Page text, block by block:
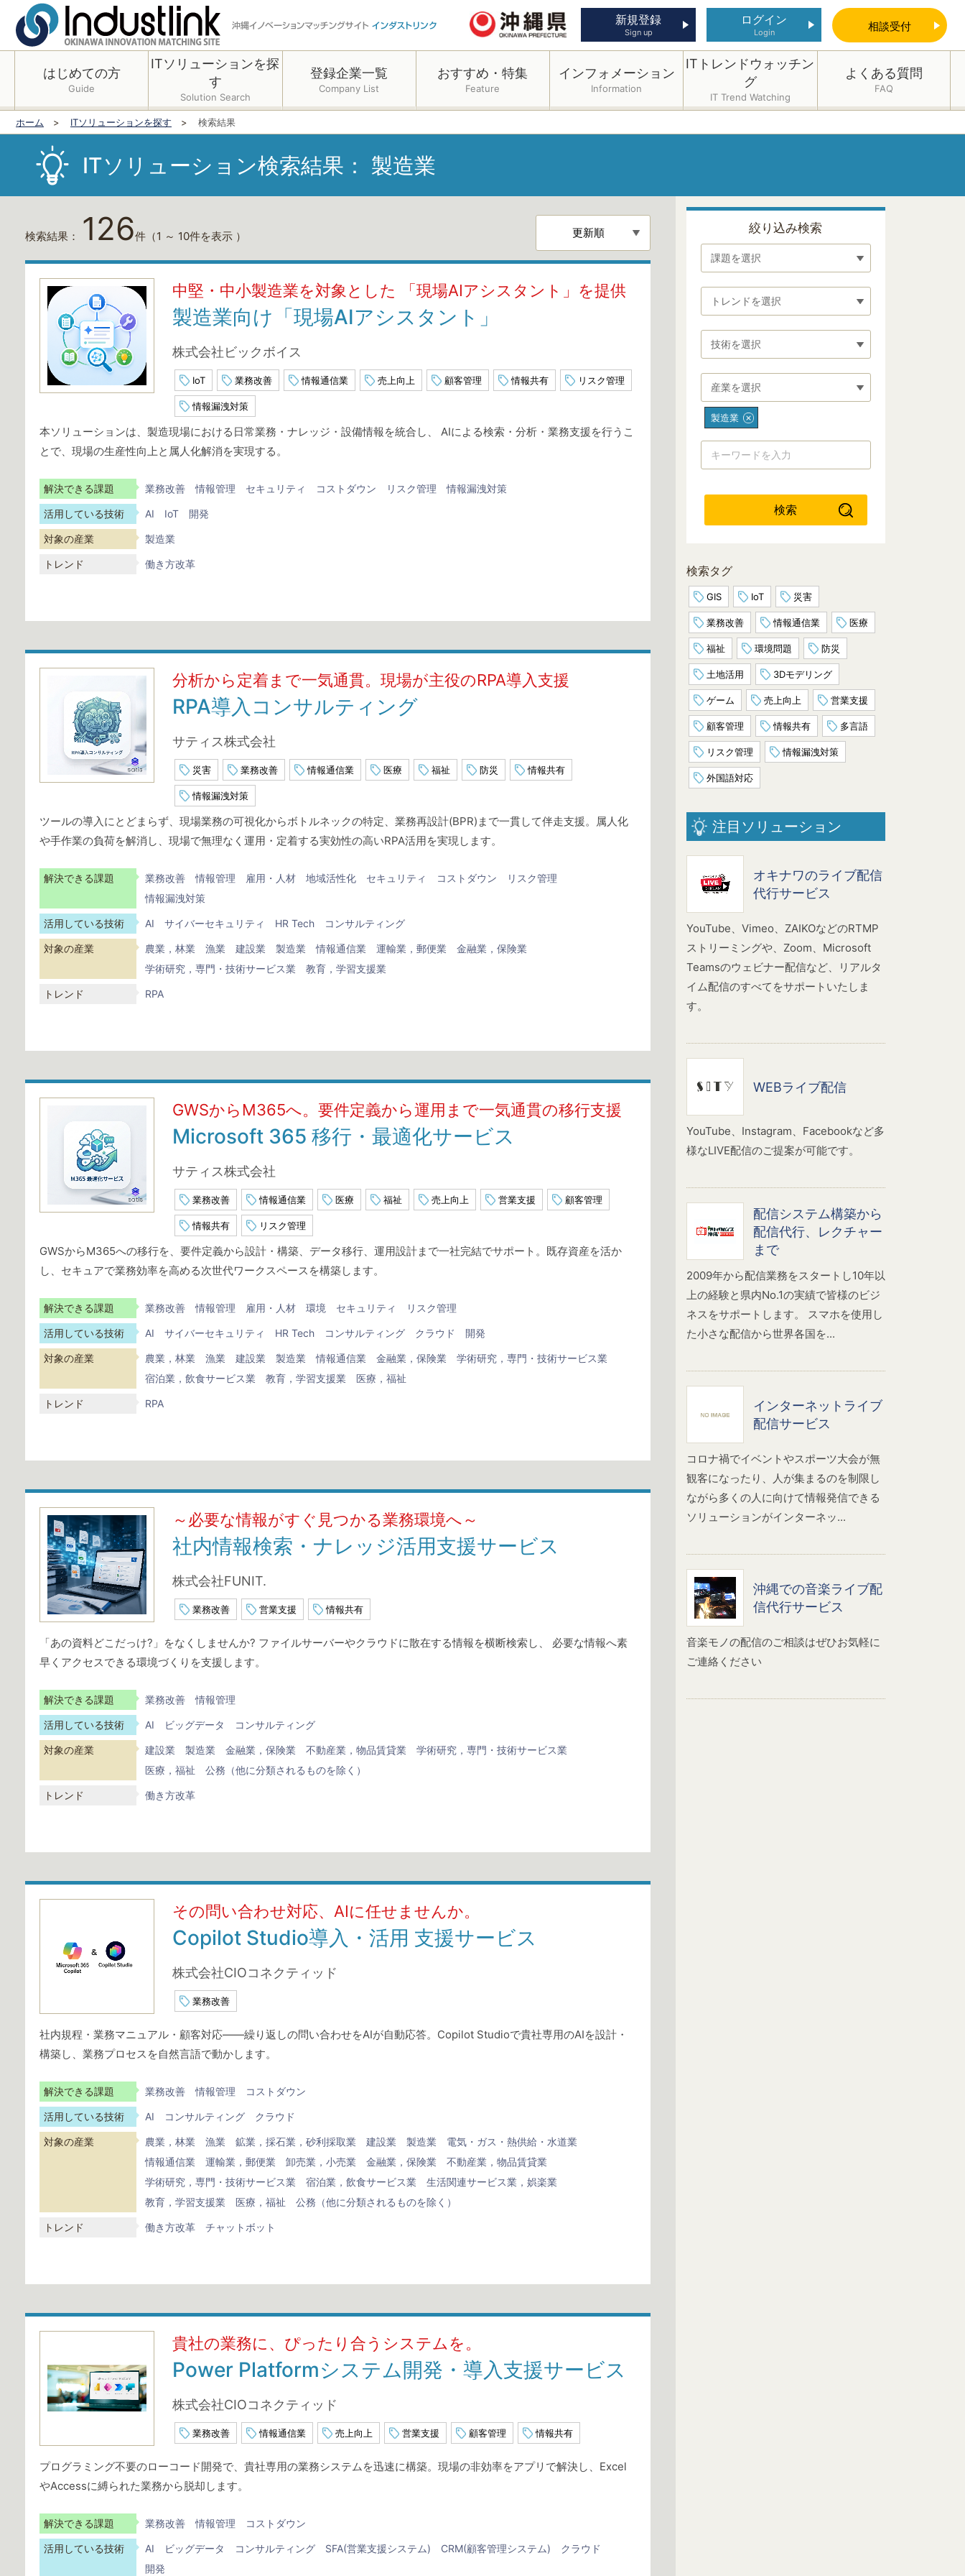
新規登録
Sign up
ログイン
Login 相談受付
はじめての方
Guide
ITソリューションを探
す
Solution Search
登録企業一覧
Company List
おすすめ・特集
Feature
インフォメーション
Information
ITトレンドウォッチン
グ
IT Trend Watching
よくある質問
FAQ
ホーム ITソリューションを探す 検索結果
ITソリューション検索結果： 製造業
検索結果： 126件 （1 ～ 10件を表示 ）
中堅・中小製造業を対象とした 「現場AIアシスタント」を提供
製造業向け「現場AIアシスタント」
株式会社ビックボイス
IoT 業務改善 情報通信業 売上向上 顧客管理 情報共有 リスク管理
情報漏洩対策
本ソリューションは、製造現場における日常業務・ナレッジ・設備情報を統合し、 AIによる検索・分析・業務支援を行うこ
とで、現場の生産性向上と属人化解消を実現する。
解決できる課題 業務改善 情報管理 セキュリティ コストダウン リスク管理 情報漏洩対策
活用している技術 AI IoT 開発
対象の産業 製造業
トレンド 働き方改革
分析から定着まで一気通貫。現場が主役のRPA導入支援
RPA導入コンサルティング
サティス株式会社
災害 業務改善 情報通信業 医療 福祉 防災 情報共有
情報漏洩対策
ツールの導入にとどまらず、現場業務の可視化からボトルネックの特定、業務再設計(BPR)まで一貫して伴走支援。属人化
や手作業の負荷を解消し、現場で無理なく運用・定着する実効性の高いRPA活用を実現します。
解決できる課題 業務改善 情報管理 雇用・人材 地域活性化 セキュリティ コストダウン
リスク管理
情報漏洩対策
活用している技術 AI サイバーセキュリティ HR Tech コンサルティング
対象の産業 農業，林業 漁業 建設業 製造業 情報通信業 運輸業，郵便業
金融業，保険業
学術研究，専門・技術サービス業
教育，学習支援業
トレンド RPA
GWSからM365へ。要件定義から運用まで一気通貫の移行支援
Microsoft 365 移行・最適化サービス
サティス株式会社
業務改善 情報通信業 医療 福祉 売上向上 営業支援 顧客管理
情報共有 リスク管理
GWSからM365への移行を、要件定義から設計・構築、データ移行、運用設計まで一社完結でサポート。既存資産を活か
し、セキュアで業務効率を高める次世代ワークスペースを構築します。
解決できる課題 業務改善 情報管理 雇用・人材 環境 セキュリティ リスク管理
活用している技術 AI サイバーセキュリティ HR Tech コンサルティング クラウド 開発
対象の産業 農業，林業 漁業 建設業 製造業 情報通信業 金融業，保険業
学術研究，専門・技術サービス業
宿泊業，飲食サービス業
教育，学習支援業 医療，福祉
トレンド RPA
～必要な情報がすぐ見つかる業務環境へ～
社内情報検索・ナレッジ活用支援サービス
株式会社FUNIT.
業務改善 営業支援 情報共有
「あの資料どこだっけ?」をなくしませんか? ファイルサーバーやクラウドに散在する情報を横断検索し、 必要な情報へ素
早くアクセスできる環境づくりを支援します。
解決できる課題 業務改善 情報管理
活用している技術 AI ビッグデータ コンサルティング
対象の産業 建設業 製造業 金融業，保険業 不動産業，物品賃貸業
学術研究，専門・技術サービス業
医療，福祉
公務（他に分類されるものを除く）
トレンド 働き方改革
その問い合わせ対応、AIに任せませんか。
Copilot Studio導入・活用 支援サービス
株式会社CIOコネクティッド
業務改善
社内規程・業務マニュアル・顧客対応——繰り返しの問い合わせをAIが自動応答。Copilot Studioで貴社専用のAIを設計・
構築し、業務プロセスを自然言語で動かします。
解決できる課題 業務改善 情報管理 コストダウン
活用している技術 AI コンサルティング クラウド
対象の産業 農業，林業 漁業 鉱業，採石業，砂利採取業 建設業 製造業
電気・ガス・熱供給・水道業
情報通信業
運輸業，郵便業 卸売業，小売業 金融業，保険業
不動産業，物品賃貸業
学術研究，専門・技術サービス業
宿泊業，飲食サービス業
生活関連サービス業，娯楽業
教育，学習支援業
医療，福祉 公務（他に分類されるものを除く）
トレンド 働き方改革 チャットボット
貴社の業務に、ぴったり合うシステムを。
Power Platformシステム開発・導入支援サービス
株式会社CIOコネクティッド
業務改善 情報通信業 売上向上 営業支援 顧客管理 情報共有
プログラミング不要のローコード開発で、貴社専用の業務システムを迅速に構築。現場の非効率をアプリで解決し、Excel
やAccessに縛られた業務から脱却します。
解決できる課題 業務改善 情報管理 コストダウン
活用している技術 AI ビッグデータ コンサルティング SFA(営業支援システム) CRM(顧客管理システム)
クラウド
開発
絞り込み検索
課題を選択
トレンドを選択
技術を選択
産業を選択
製造業
検索
検索タグ
GIS IoT 災害
業務改善 情報通信業 医療
福祉 環境問題 防災
土地活用 3Dモデリング
ゲーム 売上向上 営業支援
顧客管理 情報共有 多言語
リスク管理 情報漏洩対策
外国語対応
注目ソリューション
オキナワのライブ配信
代行サービス
YouTube、Vimeo、ZAIKOなどのRTMP
ストリーミングや、Zoom、Microsoft
Teamsのウェビナー配信など、リアルタ
イム配信のすべてをサポートいたしま
す。
WEBライブ配信
YouTube、Instagram、Facebookなど多
様なLIVE配信のご提案が可能です。
配信システム構築から
配信代行、レクチャー
まで
2009年から配信業務をスタートし10年以
上の経験と県内No.1の実績で皆様のビジ
ネスをサポートします。 スマホを使用し
た小さな配信から世界各国を...
インターネットライブ
配信サービス
コロナ禍でイベントやスポーツ大会が無
観客になったり、人が集まるのを制限し
ながら多くの人に向けて情報発信できる
ソリューションがインターネッ...
沖縄での音楽ライブ配
信代行サービス
音楽モノの配信のご相談はぜひお気軽に
ご連絡ください